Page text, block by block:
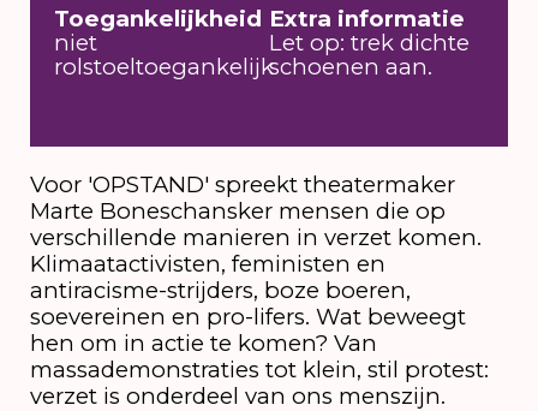
Toegankelijkheid
niet
rolstoeltoegankelijk
Extra informatie
Let op: trek dichte
schoenen aan.
Voor 'OPSTAND' spreekt theatermaker
Marte Boneschansker mensen die op
verschillende manieren in verzet komen.
Klimaatactivisten, feministen en
antiracisme-strijders, boze boeren,
soevereinen en pro-lifers. Wat beweegt
hen om in actie te komen? Van
massademonstraties tot klein, stil protest:
verzet is onderdeel van ons menszijn.